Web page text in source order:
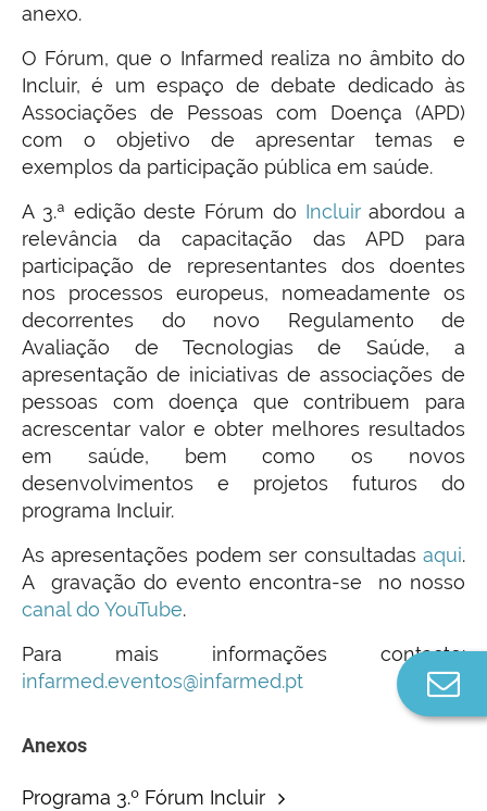
anexo.
O Fórum, que o Infarmed realiza no âmbito do
Incluir, é um espaço de debate dedicado às
Associações de Pessoas com Doença (APD)
com o objetivo de apresentar temas e
exemplos da participação pública em saúde.
A 3.ª edição deste Fórum do Incluirabordou a
relevância da capacitação das APD para
participação de representantes dos doentes
nos processos europeus, nomeadamente os
decorrentes do novo Regulamento de
Avaliação de Tecnologias de Saúde, a
apresentação de iniciativas de associações de
pessoas com doença que contribuem para
acrescentar valor e obter melhores resultados
em saúde, bem como os novos
desenvolvimentos e projetos futuros do
programa Incluir.
As apresentações podem ser consultadas aqui.
A gravação do evento encontra-se no nosso
canal do YouTube.
Para mais informações contacte:
infarmed.eventos@infarmed.pt
Anexos
Programa 3.º Fórum Incluir